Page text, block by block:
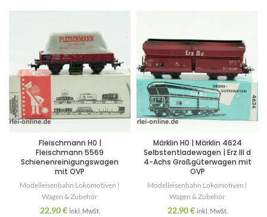
Fleischmann H0 |
Fleischmann 5569
Schienenreinigungswagen
mit OVP
Modelleisenbahn Lokomotiven |
Wagen & Zubehör
22,90€ inkl. MwSt.
Märklin H0 | Märklin 4624
Selbstentladewagen | Erz III d
4-Achs Großgüterwagen mit
OVP
Modelleisenbahn Lokomotiven |
Wagen & Zubehör
22,90€ inkl. MwSt.